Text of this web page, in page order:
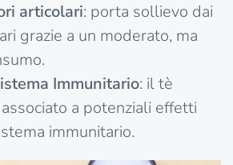
articolari: porta sollievo dai
grazie a un moderato, ma
Immunitario: il tè
a potenziali effetti
immunitario.